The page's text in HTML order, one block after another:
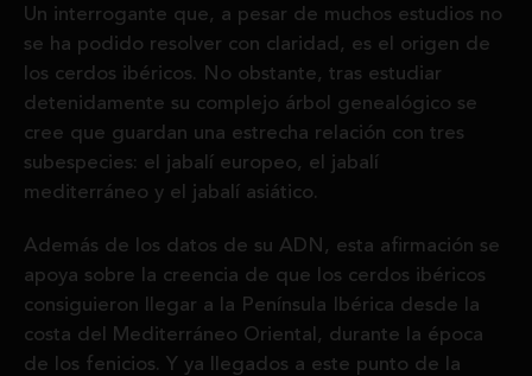
Un interrogante que, a pesar de muchos estudios no
se ha podido resolver con claridad, es el origen de
los cerdos ibéricos. No obstante, tras estudiar
detenidamente su complejo árbol genealógico se
cree que guardan una estrecha relación con tres
subespecies: el jabalí europeo, el jabalí
mediterráneo y el jabalí asiático.
Además de los datos de su ADN, esta afirmación se
apoya sobre la creencia de que los cerdos ibéricos
consiguieron llegar a la Península Ibérica desde la
costa del Mediterráneo Oriental, durante la época
de los fenicios. Y ya llegados a este punto de la